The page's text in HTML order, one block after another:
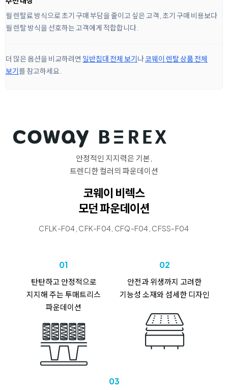
월 렌탈료 방식으로 초기 구매 부담을 줄이고 싶은 고객, 초기 구매 비용보다
월 렌탈 방식을 선호하는 고객에게 적합합니다.
더 많은 옵션을 비교하려면 일반침대 전체 보기나코웨이 렌탈 상품 전체
보기를 참고하세요.
안정적인 지지력은 기본,
트렌디한 컬러의 파운데이션
코웨이 비렉스
모던 파운데이션
CFLK-F04, CFK-F04, CFQ-F04, CFSS-F04
01
탄탄하고 안정적으로
지지해 주는 투매트리스
파운데이션
02
안전과 위생까지 고려한
기능성 소재와 섬세한 디자인
03